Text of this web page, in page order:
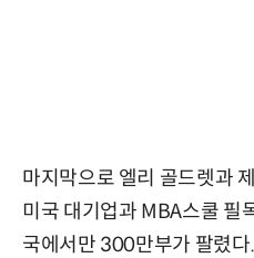
마지막으로 엘리 골드렛과
미국 대기업과 MBA스쿨 필
국에서만 300만부가 팔렸